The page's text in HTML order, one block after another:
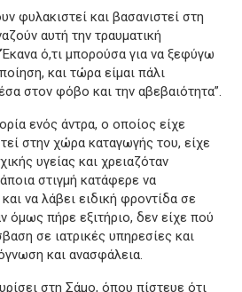
φυλακιστεί και βασανιστεί στη
αυτή την τραυματική
ό,τι μπορούσα για να ξεφύγω
και τώρα είμαι πάλι
στον φόβο και την αβεβαιότητα”.
ενός άντρα, ο οποίος είχε
στην χώρα καταγωγής του, είχε
υγείας και χρειαζόταν
στιγμή κατάφερε να
να λάβει ειδική φροντίδα σε
όμως πήρε εξιτήριο, δεν είχε πού
σε ιατρικές υπηρεσίες και
και ανασφάλεια.
στη Σάμο, όπου πίστευε ότι